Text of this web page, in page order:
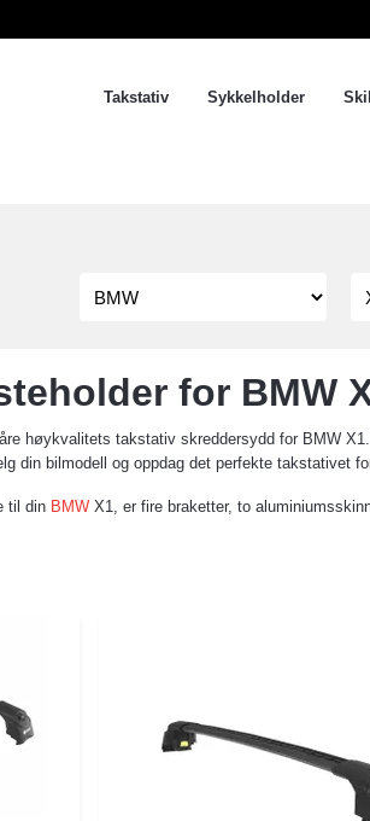
Takstativ Sykkelholder
for BMW
høykvalitets takstativ skreddersydd for BMW
din bilmodell og oppdag det perfekte takstativet
til din BMW X1, er fire braketter, to